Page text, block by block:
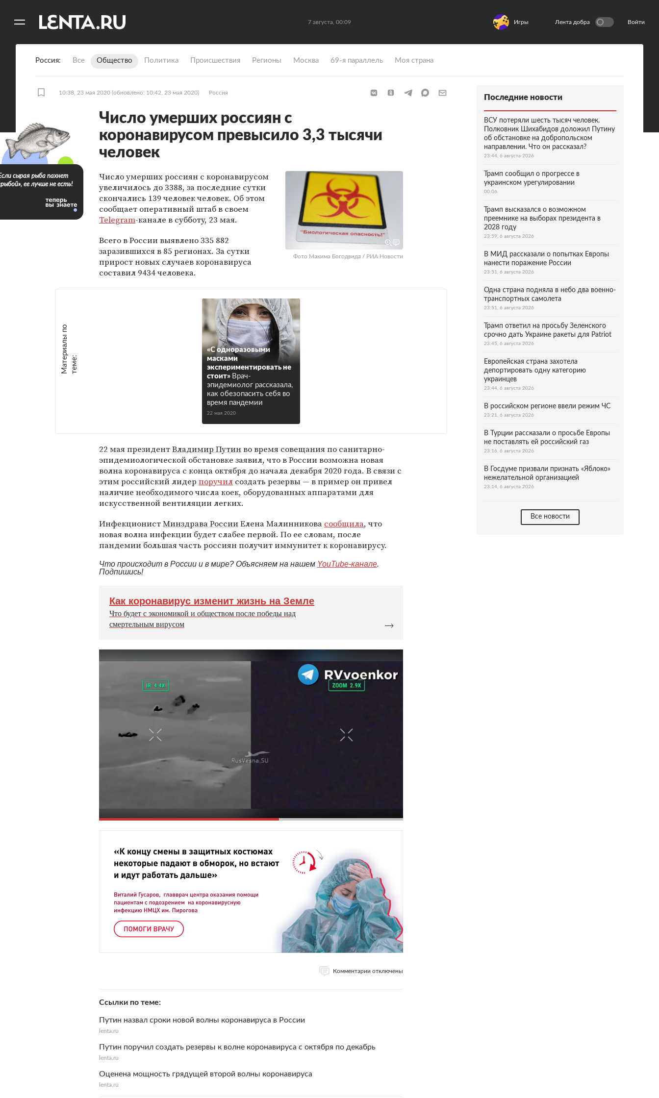
7 августа, 00:09 Игры Лента добра Войти
Россия Все Общество Политика Происшествия Регионы Москва 69-я параллель Моя страна
10:38, 23 мая 2020 (обновлено: 10:42, 23 мая 2020) Россия
Число умерших россиян с
коронавирусом превысило 3,3 тысячи
человек
Фото Макима Богодвида / РИА Новости
Число умерших россиян с коронавирусом
увеличилось до 3388, за последние сутки
скончались 139 человек человек. Об этом
сообщает оперативный штаб в своем
Telegram-канале в субботу, 23 мая.
Всего в России выявлено 335 882
заразившихся в 85 регионах. За сутки
прирост новых случаев коронавируса
составил 9434 человека.
М
а
т е
р
и
а
л
ы
п
о
т
е
м
е :
«С одноразовыми
масками
экспериментировать не
стоит» Врач-
эпидемиолог рассказала,
как обезопасить себя во
время пандемии
22 мая 2020
22 мая президентВладимир Путинво время совещания по санитарно-
эпидемиологической обстановке заявил, что в России возможна новая
волна коронавируса с конца октября до начала декабря 2020 года. В связи с
этим российский лидер поручил создать резервы — в пример он привел
наличие необходимого числа коек, оборудованных аппаратами для
искусственной вентиляции легких.
ИнфекционистМинздрава РоссииЕлена Малинникова сообщила, что
новая волна инфекции будет слабее первой. По ее словам, после
пандемии большая часть россиян получит иммунитет к коронавирусу.
Что происходит в России и в мире? Объясняем на нашем YouTube-канале.
Подпишись!
Как коронавирус изменит жизнь на Земле
Что будет с экономикой и обществом после победы над
смертельным вирусом
Комментарии отключены
Ссылки по теме
Путин назвал сроки новой волны коронавируса в России
lenta.ru
Путин поручил создать резервы к волне коронавируса с октября по декабрь
lenta.ru
Оценена мощность грядущей второй волны коронавируса
lenta.ru
сырая рыба пахнет
ее лучше не есть!
Последние новости
ВСУ потеряли шесть тысяч человек.
Полковник Шихабидов доложил Путину
об обстановке на добропольском
направлении. Что он рассказал?
23:44, 6 августа 2026
Трамп сообщил о прогрессе в
украинском урегулировании
00:06
Трамп высказался о возможном
преемнике на выборах президента в
2028 году
23:59, 6 августа 2026
В МИД рассказали о попытках Европы
нанести поражение России
23:51, 6 августа 2026
Одна страна подняла в небо два военно-
транспортных самолета
23:51, 6 августа 2026
Трамп ответил на просьбу Зеленского
срочно дать Украине ракеты для Patriot
23:45, 6 августа 2026
Европейская страна захотела
депортировать одну категорию
украинцев
23:44, 6 августа 2026
В российском регионе ввели режим ЧС
23:21, 6 августа 2026
В Турции рассказали о просьбе Европы
не поставлять ей российский газ
23:16, 6 августа 2026
В Госдуме призвали признать «Яблоко»
нежелательной организацией
23:14, 6 августа 2026
Все новости